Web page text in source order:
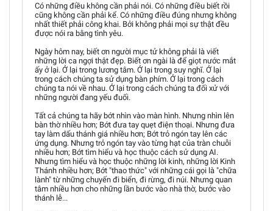
Có những điều không cần phải nói. Có những điều biết rồi
cũng không cần phải kể. Có những điều đúng nhưng không
nhất thiết phải công khai. Bởi không phải mọi sự thật đều
được nói ra bằng tình yêu.
Ngày hôm nay, biết ơn người mục tử không phải là viết
những lời ca ngợi thật đẹp. Biết ơn ngài là để giọt nước mắt
ấy ở lại. Ở lại trong lương tâm. Ở lại trong suy nghĩ. Ở lại
trong cách chúng ta sử dụng bàn phím. Ở lại trong cách
chúng ta nói về nhau. Ở lại trong cách chúng ta đối xử với
những người đang yếu đuối.
Tất cả chúng ta hãy bớt nhìn vào màn hình. Nhưng nhìn lên
bàn thờ nhiều hơn; Bớt đưa tay quẹt điện thoại. Nhưng đưa
tay làm dấu thánh giá nhiều hơn; Bớt trỏ ngón tay lên các
ứng dụng. Nhưng trỏ ngón tay vào từng hạt của tràn chuỗi
nhiều hơn; Bớt tìm hiểu và học thuộc cách sử dụng AI.
Nhưng tìm hiểu và học thuộc những lời kinh, những lời Kinh
Thánh nhiều hơn; Bớt "thao thức" với những cái gọi là "chữa
lành" từ những chuyến đi biển, đi rừng, đi núi. Nhưng quan
tâm nhiều hơn cho những lần bước vào nhà thờ, bước vào
thánh lễ...